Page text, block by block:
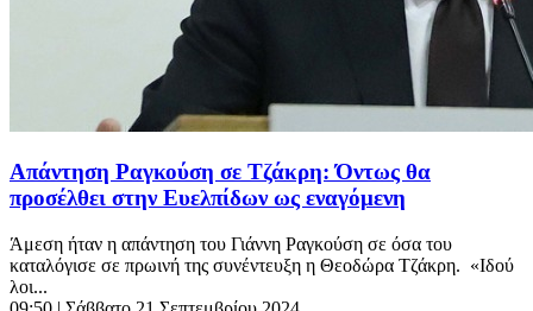
Απάντηση Ραγκούση σε Τζάκρη: Όντως θα
προσέλθει στην Ευελπίδων ως εναγόμενη
Άμεση ήταν η απάντηση του Γιάννη Ραγκούση σε όσα του
καταλόγισε σε πρωινή της συνέντευξη η Θεοδώρα Τζάκρη. «Ιδού
λοι...